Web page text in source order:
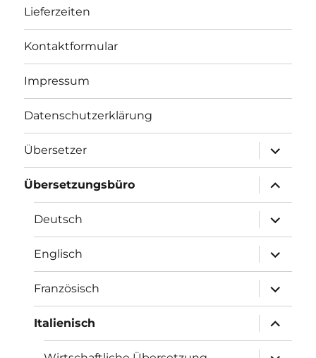
Lieferzeiten
Kontaktformular
Impressum
Datenschutzerklärung
Übersetzer
öffnen
Übersetzungsbüro
öffnen
Deutsch
öffnen
Englisch
öffnen
Französisch
öffnen
Italienisch
öffnen